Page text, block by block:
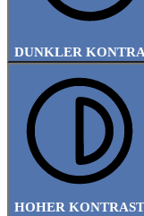
DUNKLER
HOHER KONTRAST